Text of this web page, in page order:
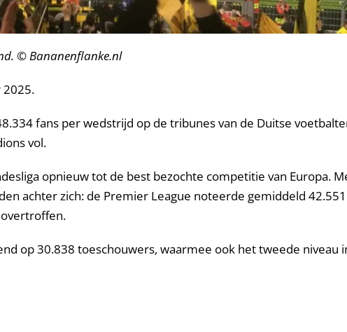
© Bananenflanke.nl
2025.
fans per wedstrijd op de tribunes van de Duitse
vol.
opnieuw tot de best bezochte competitie van Europa.
achter zich: de Premier League noteerde gemiddeld
op 30.838 toeschouwers, waarmee ook het tweede